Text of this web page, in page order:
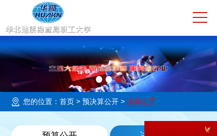
校园动态
大学教育
技工教育
您的位置：首页 > 预决算公开 > 决算公开